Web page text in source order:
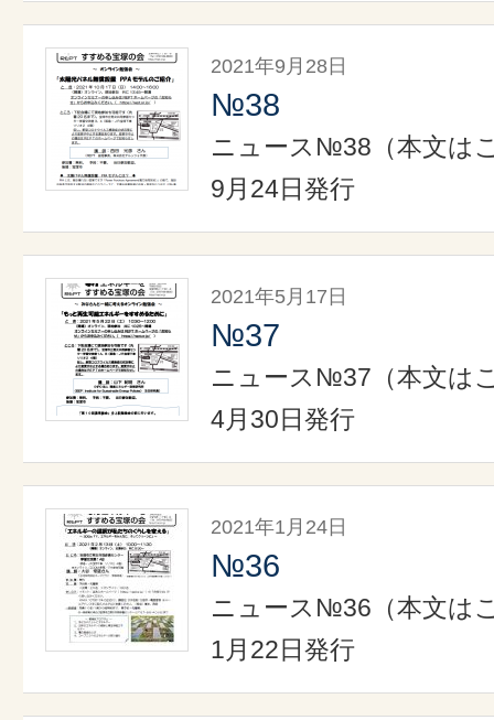
2021年9月28日
№38
ニュース№38（本文は
9月24日発行
2021年5月17日
№37
ニュース№37（本文は
4月30日発行
2021年1月24日
№36
ニュース№36（本文は
1月22日発行